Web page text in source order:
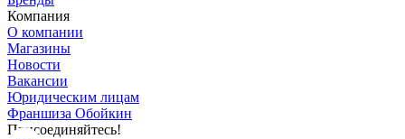
Компания
О компании
Магазины
Новости
Вакансии
Юридическим лицам
Франшиза Обойкин
Присоединяйтесь!